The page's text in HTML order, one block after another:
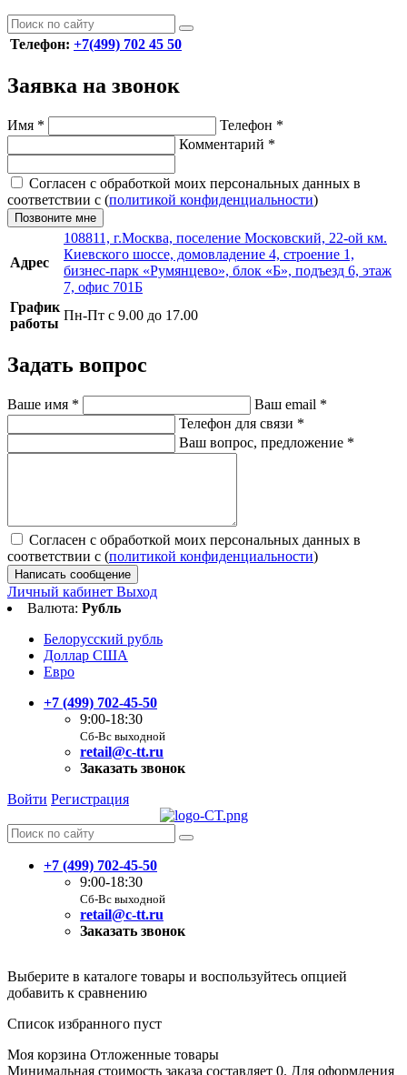
Телефон: +7(499) 702 45 50
Заявка на звонок
Имя * Телефон *
Комментарий *
Согласен с обработкой моих персональных данных в
соответствии с (политикой конфиденциальности)
Позвоните мне
Адрес
108811, г.Москва, поселение Московский, 22-ой км.
Киевского шоссе, домовладение 4, строение 1,
бизнес-парк «Румянцево», блок «Б», подъезд 6, этаж
7, офис 701Б
График
работы
Пн-Пт с 9.00 до 17.00
Задать вопрос
Ваше имя * Ваш email *
Телефон для связи *
Ваш вопрос, предложение *
Согласен с обработкой моих персональных данных в
соответствии с (политикой конфиденциальности)
Написать сообщение
Личный кабинет Выход
Валюта: Рубль
Белорусский рубль
Доллар США
Евро
+7 (499) 702-45-50
9:00-18:30
Сб-Вс выходной
retail@c-tt.ru
Заказать звонок
Войти Регистрация
+7 (499) 702-45-50
9:00-18:30
Сб-Вс выходной
retail@c-tt.ru
Заказать звонок
Выберите в каталоге товары и воспользуйтесь опцией
добавить к сравнению
Список избранного пуст
Моя корзина Отложенные товары
Минимальная стоимость заказа составляет 0. Для оформления